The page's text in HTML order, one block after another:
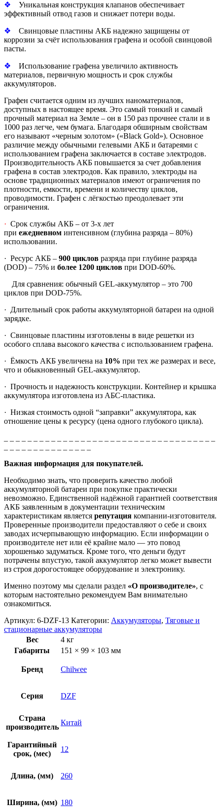
❖ Уникальная конструкция клапанов обеспечивает
эффективный отвод газов и снижает потери воды.
❖
Свинцовые пластины АКБ надежно защищены от
коррозии за счёт использования графена и особой свинцовой
пасты.
❖ Использование графена увеличило активность
материалов, первичную мощность и срок службы
аккумуляторов.
Графен считается одним из лучших наноматериалов,
доступных в настоящее время. Это самый тонкий и самый
прочный материал на Земле – он в 150 раз прочнее стали и в
1000 раз легче, чем бумага. Благодаря обширным свойствам
его называют «черным золотом» («Black Gold»). Основное
различие между обычными гелевыми АКБ и батареями с
использованием графена заключается в составе электродов.
Производительность АКБ повышается за счет добавления
графена в состав электродов. Как правило, электроды на
основе традиционных материалов имеют ограничения по
плотности, емкости, времени и количеству циклов,
проводимости. Графен с лёгкостью преодолевает эти
ограничения.
· Срок службы АКБ – от 3-х лет
при ежедневном интенсивном (глубина разряда – 80%)
использовании.
· Ресурс АКБ – 900 циклов разряда при глубине разряда
(DOD) – 75% и более 1200 циклов при DOD-60%.
Для сравнения: обычный GEL-аккумулятор – это 700
циклов при DOD-75%.
· Длительный срок работы аккумуляторной батареи на одной
зарядке.
· Свинцовые пластины изготовлены в виде решетки из
особого сплава высокого качества с использованием графена.
· Ёмкость АКБ увеличена на 10% при тех же размерах и весе,
что и обыкновенный GEL-аккумулятор.
· Прочность и надежность конструкции. Контейнер и крышка
аккумулятора изготовлена из АБС-пластика.
· Низкая стоимость одной “заправки” аккумулятора, как
отношение цены к ресурсу (цена одного глубокого цикла).
Важная информация для покупателей.
Необходимо знать, что проверить качество любой
аккумуляторной батареи при покупке практически
невозможно. Единственной надёжной гарантией соответствия
АКБ заявленным в документации техническим
характеристикам является репутация компании-изготовителя.
Проверенные производители предоставляют о себе и своих
заводах исчерпывающую информацию. Если информации о
производителе нет или её крайне мало — это повод
хорошенько задуматься. Кроме того, что деньги будут
потрачены впустую, такой аккумулятор легко может вывести
из строя дорогостоящее оборудование и электронику.
Именно поэтому мы сделали раздел «О производителе», с
которым настоятельно рекомендуем Вам внимательно
ознакомиться.
Артикул: 6-DZF-13 Категории: Аккумуляторы, Тяговые и
стационарные аккумуляторы
Вес
4 кг
Габариты
151 × 99 × 103 мм
Бренд Chilwee
Серия DZF
Страна
производитель
Китай
Гарантийный
срок, (мес)
12
Длина, (мм) 260
Ширина, (мм) 180